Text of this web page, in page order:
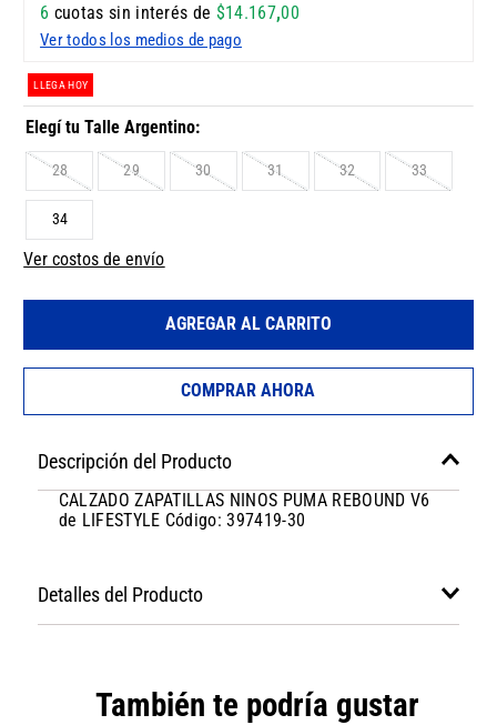
6 cuotas sin interés de $14.167,00
Ver todos los medios de pago
LLEGA HOY
28 29 30 31 32 33
34
Ver costos de envío
AGREGAR AL CARRITO
COMPRAR AHORA
Descripción del Producto
CALZADO ZAPATILLAS NINOS PUMA REBOUND V6
de LIFESTYLE Código: 397419-30
Detalles del Producto
También te podría gustar